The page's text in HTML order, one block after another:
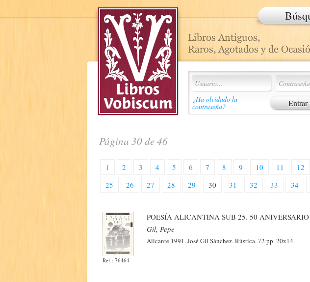
¿Ha olvidado la
contraseña?
Página 30 de 46
1 2 3 4 5 6 7 8 9 10 11 12
25
26 27 28 29 30 31 32 33 34
Ref.: 76464
POESÍA ALICANTINA SUB 25. 50
Gil, Pepe
Alicante 1991. José Gil Sánchez. Rústica. 72 pp. 20x14.